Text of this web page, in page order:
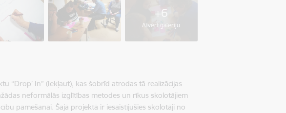
+6
Atvērt galeriju
“Drop’ In” (Iekļaut), kas šobrīd atrodas tā realizācijas
neformālās izglītības metodes un rīkus skolotājiem
pamešanai. Šajā projektā ir iesaistījušies skolotāji no